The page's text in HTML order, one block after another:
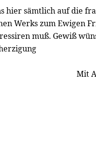
hier sämtlich auf die
Werks zum Ewigen
muß. Gewiß
Mit